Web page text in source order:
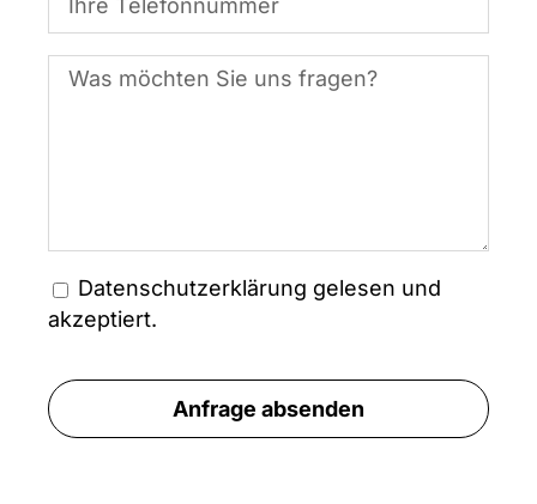
Datenschutzerklärung gelesen und
akzeptiert.
Anfrage absenden